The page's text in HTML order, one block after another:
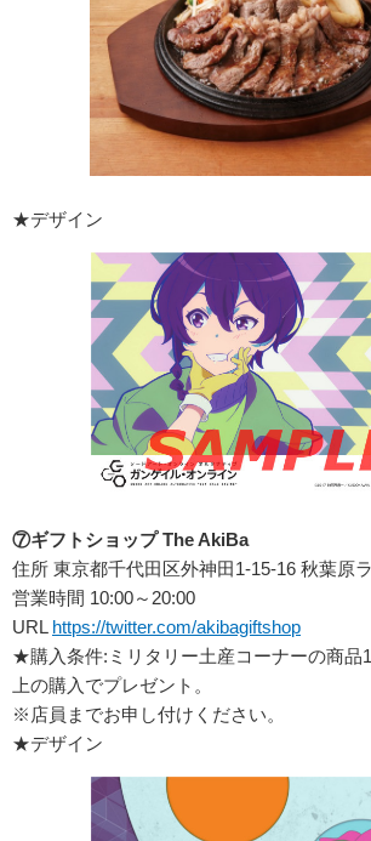
★デザイン
⑦ギフトショップ The AkiBa
住所 東京都千代田区外神田1-15-16 秋葉原
営業時間 10:00～20:00
URL https://twitter.com/akibagiftshop
★購入条件:ミリタリー土産コーナーの商品
上の購入でプレゼント。
※店員までお申し付けください。
★デザイン